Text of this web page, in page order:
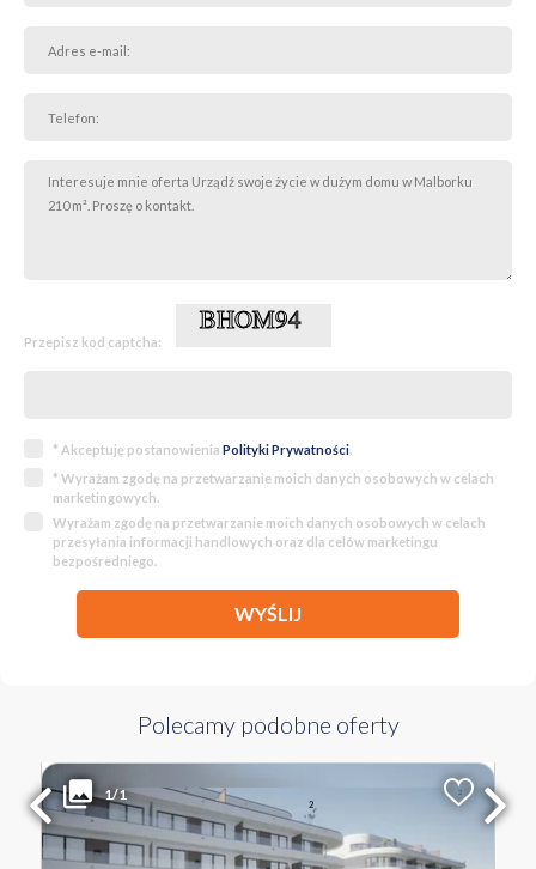
Przepisz kod captcha:
* Akceptuję postanowienia Polityki Prywatności.
* Wyrażam zgodę na przetwarzanie moich danych osobowych w celach
marketingowych.
Wyrażam zgodę na przetwarzanie moich danych osobowych w celach
przesyłania informacji handlowych oraz dla celów marketingu
bezpośredniego.
WYŚLIJ
Polecamy podobne oferty
1/1Liczba pokoi
2 49.64 m2
Cena za m2
11 500 PLN
POMORSKIE pucki ul. Rozewska